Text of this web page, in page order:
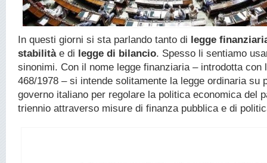
In questi giorni si sta parlando tanto di legge
stabilitàe di legge di bilancio. Spesso li sentiamo
sinonimi. Con il nome legge finanziaria – introdotta con
468/1978 – si intende solitamente la legge ordinaria su
governo italiano per regolare la politica economica del
triennio attraverso misure di finanza pubblica e di